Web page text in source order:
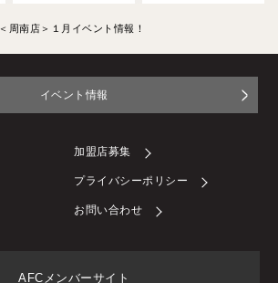
＜周南店＞１月イベント情報！
イベント情報
加盟店募集
プライバシーポリシー
お問い合わせ
AFCメンバーサイト